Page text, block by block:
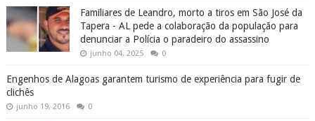
Familiares de Leandro, morto a tiros em São José da
Tapera - AL pede a colaboração da população para
denunciar a Polícia o paradeiro do assassino
junho 04, 2025 0
Engenhos de Alagoas garantem turismo de experiência para fugir de
clichês
junho 19, 2016 0